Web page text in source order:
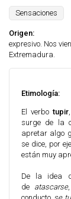
Sensaciones
Origen:
expresivo. Nos
Extremadura.
Etimología:
El verbotupir
surge de la
apretar algo
se dice, por
están muy
De la idea
de atascarse